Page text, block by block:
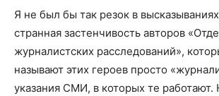
Я не был бы так резок в
странная застенчивость авторов
журналистских расследований»,
называют этих героев просто
указания СМИ, в которых те работают.